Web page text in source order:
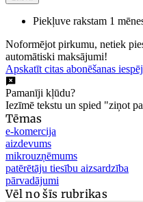
Piekļuve rakstam 1
Noformējot pirkumu, netiek
automātiski maksājumi!
Apskatīt citas abonēšanas
Pamanīji kļūdu?
Iezīmē tekstu un spied "ziņot
Tēmas
e-komercija
aizdevums
mikrouzņēmums
patērētāju tiesību aizsardzība
pārvadājumi
Vēl no šīs rubrikas